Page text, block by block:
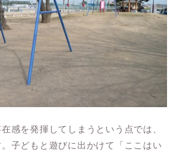
感を発揮してしまうという点では、
子どもと遊びに出かけて「ここはい